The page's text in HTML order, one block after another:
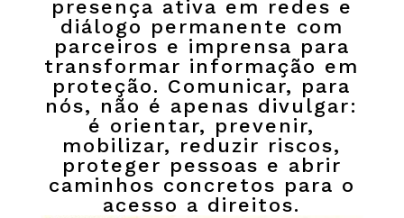
presença ativa em redes e
diálogo permanente com
parceiros e imprensa para
transformar informação em
proteção. Comunicar, para
nós, não é apenas divulgar:
é orientar, prevenir,
mobilizar, reduzir riscos,
proteger pessoas e abrir
caminhos concretos para o
acesso a direitos.